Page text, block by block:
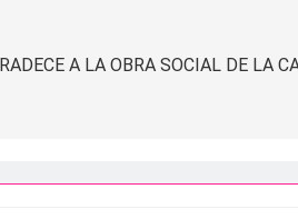
A LA OBRA SOCIAL DE LA